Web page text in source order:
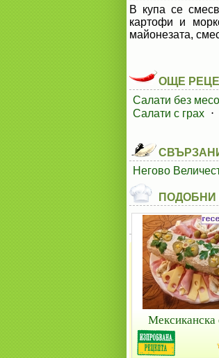
В купа се
картофи и
майонезата,
ОЩЕ
Салати без месо
Салати с грах ⋅
Негово
ПОДОБНИ
Мексиканска